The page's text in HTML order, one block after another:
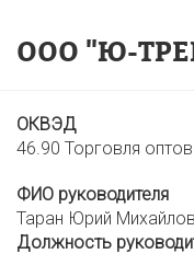
ООО "Ю-
ОКВЭД
46.90 Торговля
ФИО руководителя
Таран Юрий
Должность